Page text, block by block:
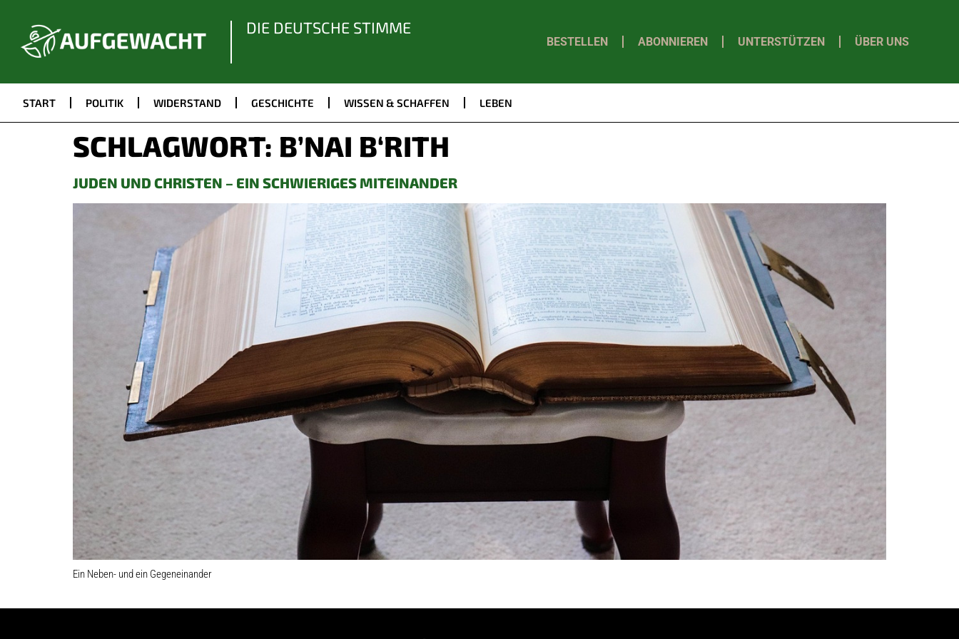
DIE DEUTSCHE STIMME
BESTELLEN ABONNIEREN UNTERSTÜTZEN ÜBER UNS
START POLITIK WIDERSTAND GESCHICHTE WISSEN & SCHAFFEN LEBEN
SCHLAGWORT: B’NAI B‘RITH
JUDEN UND CHRISTEN – EIN SCHWIERIGES MITEINANDER
Ein Neben- und ein Gegeneinander